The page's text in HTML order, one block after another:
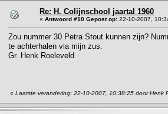
Re: H. Colijnschool jaartal 1960
« Antwoord #10 Gepost op: 22-10-2007,
Zou nummer 30 Petra Stout kunnen zijn?
te achterhalen via mijn zus.
Gr. Henk Roeleveld
« Laatste verandering: 22-10-2007, 10:38:25 door Henk